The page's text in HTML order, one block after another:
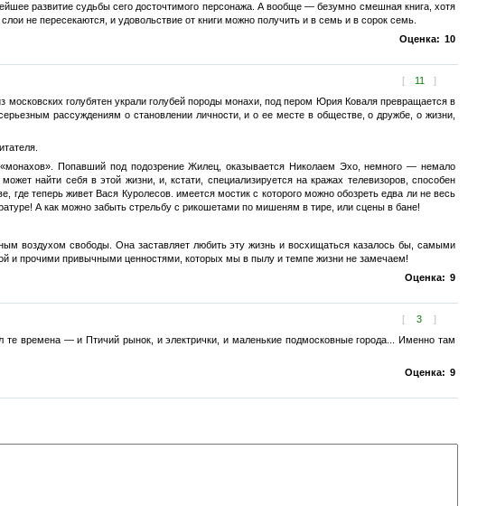
развитие судьбы сего досточтимого персонажа. А вообще — безумно смешная книга, хотя
не пересекаются, и удовольствие от книги можно получить и в семь и в сорок семь.
Оценка: 10
[ 11 ]
голубятен украли голубей породы монахи, под пером Юрия Коваля превращается в
рассуждениям о становлении личности, и о ее месте в обществе, о дружбе, о жизни,
Попавший под подозрение Жилец, оказывается Николаем Эхо, немного — немало
найти себя в этой жизни, и, кстати, специализируется на кражах телевизоров, способен
теперь живет Вася Куролесов. имеется мостик с которого можно обозреть едва ли не весь
А как можно забыть стрельбу с рикошетами по мишеням в тире, или сцены в бане!
воздухом свободы. Она заставляет любить эту жизнь и восхищаться казалось бы, самыми
прочими привычными ценностями, которых мы в пылу и темпе жизни не замечаем!
Оценка: 9
[ 3 ]
те времена — и Птичий рынок, и электрички, и маленькие подмосковные города... Именно там
Оценка: 9